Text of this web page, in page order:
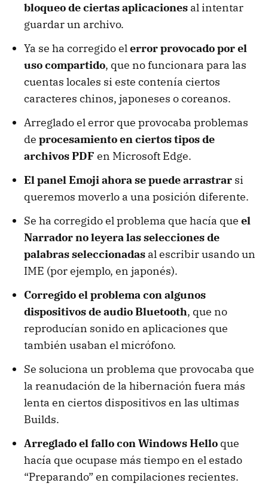
bloqueo de ciertas aplicaciones al intentar
guardar un archivo.
Ya se ha corregido elerror provocado por el
uso compartido, que no funcionara para las
cuentas locales si este contenía ciertos
caracteres chinos, japoneses o coreanos.
Arreglado el error que provocaba problemas
de procesamiento en ciertos tipos de
archivos PDF en Microsoft Edge.
El panel Emoji ahora se puede arrastrar si
queremos moverlo a una posición diferente.
Se ha corregido el problema que hacía que el
Narrador no leyera las selecciones de
palabras seleccionadas al escribir usando un
IME (por ejemplo, en japonés).
Corregido el problema con algunos
dispositivos de audio Bluetooth, que no
reproducían sonido en aplicaciones que
también usaban el micrófono.
Se soluciona un problema que provocaba que
la reanudación de la hibernación fuera más
lenta en ciertos dispositivos en las ultimas
Builds.
Arreglado el fallo con Windows Hello que
hacía que ocupase más tiempo en el estado
“Preparando” en compilaciones recientes.